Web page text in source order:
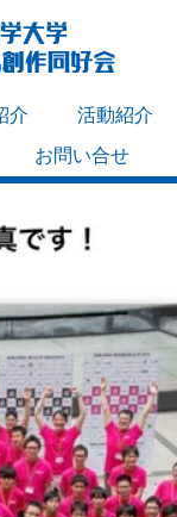
介
活動紹介
お問い合せ